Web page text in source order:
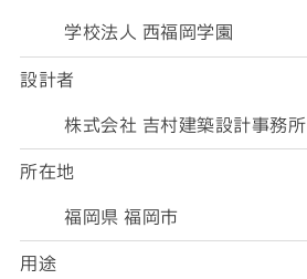
学校法人 西福岡学園
設計者
株式会社 吉村建築設計事務所
所在地
福岡県 福岡市
用途